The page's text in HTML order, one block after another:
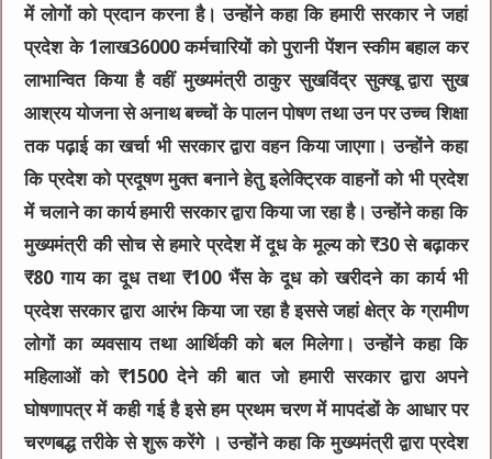
में लोगों को प्रदान करना है। उन्होंने कहा कि हमारी सरकार ने जहां
प्रदेश के 1लाख36000 कर्मचारियों को पुरानी पेंशन स्कीम बहाल कर
लाभान्वित किया है वहीं मुख्यमंत्री ठाकुर सुखविंद्र सुक्खू द्वारा सुख
आश्रय योजना से अनाथ बच्चों के पालन पोषण तथा उन पर उच्च शिक्षा
तक पढ़ाई का खर्चा भी सरकार द्वारा वहन किया जाएगा। उन्होंने कहा
कि प्रदेश को प्रदूषण मुक्त बनाने हेतु इलेक्ट्रिक वाहनों को भी प्रदेश
में चलाने का कार्य हमारी सरकार द्वारा किया जा रहा है। उन्होंने कहा कि
मुख्यमंत्री की सोच से हमारे प्रदेश में दूध के मूल्य को ₹30 से बढ़ाकर
₹80 गाय का दूध तथा ₹100 भैंस के दूध को खरीदने का कार्य भी
प्रदेश सरकार द्वारा आरंभ किया जा रहा है इससे जहां क्षेत्र के ग्रामीण
लोगों का व्यवसाय तथा आर्थिकी को बल मिलेगा। उन्होंने कहा कि
महिलाओं को ₹1500 देने की बात जो हमारी सरकार द्वारा अपने
घोषणापत्र में कही गई है इसे हम प्रथम चरण में मापदंडों के आधार पर
चरणबद्ध तरीके से शुरू करेंगे । उन्होंने कहा कि मुख्यमंत्री द्वारा प्रदेश